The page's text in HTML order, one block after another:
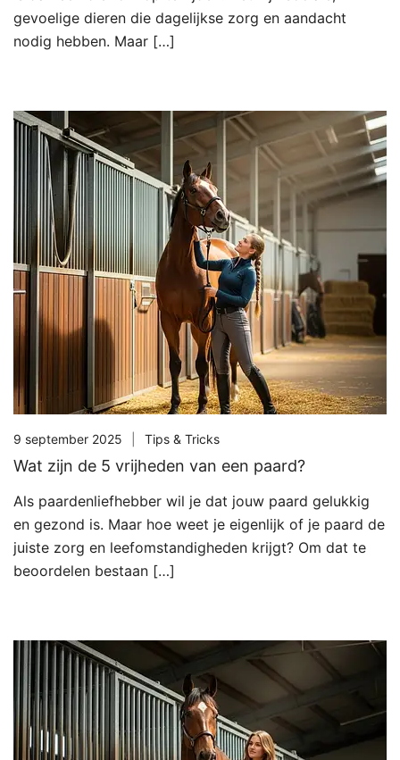
gevoelige dieren die dagelijkse zorg en aandacht
nodig hebben. Maar […]
9 september 2025 Tips & Tricks
Wat zijn de 5 vrijheden van een paard?
Als paardenliefhebber wil je dat jouw paard gelukkig
en gezond is. Maar hoe weet je eigenlijk of je paard de
juiste zorg en leefomstandigheden krijgt? Om dat te
beoordelen bestaan […]